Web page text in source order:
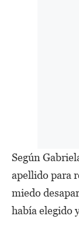
Según
apellido para
miedo
había elegido